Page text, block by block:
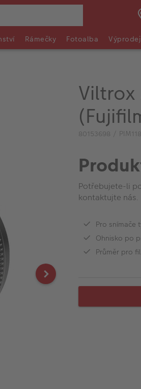
Rámečky Fotoalba Výprodej
Viltrox
80153698 /
Potřebujete-li
kontaktujte nás.
Pro snímače
Ohnisko po
Průměr pro